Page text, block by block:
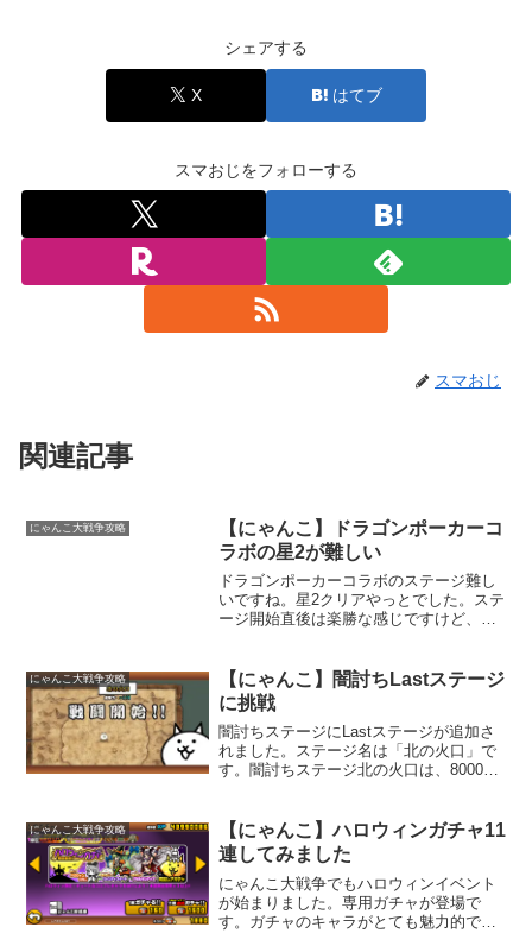
シェアする
X はてブ
スマおじをフォローする
スマおじ
関連記事
にゃんこ大戦争攻略
【にゃんこ】ドラゴンポーカーコ
ラボの星2が難しい
ドラゴンポーカーコラボのステージ難し
いですね。星2クリアやっとでした。ステ
ージ開始直後は楽勝な感じですけど、
しても、なかなか敵城まで進めない。手
強いですね。粘ってよう...
にゃんこ大戦争攻略
【にゃんこ】闇討ちLastステージ
に挑戦
闇討ちステージにLastステージが追加さ
れました。ステージ名は「北の火口」で
す。闇討ちステージ北の火口は、8000点
いかと思いましたけども、にゃんこ大戦
争はこういうとこ...
にゃんこ大戦争攻略
【にゃんこ】ハロウィンガチャ11
連してみました
にゃんこ大戦争でもハロウィンイベント
が始まりました。専用ガチャが登場で
す。ガチャのキャラがとても魅力的で